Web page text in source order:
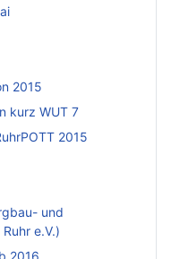
2015
kurz WUT 7
2015
und
e.V.)